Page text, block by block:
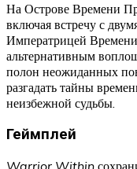
На Острове Времени
включая встречу с
Императрицей
альтернативным
полон неожиданных
разгадать тайны
неизбежной судьбы.
Геймплей
Warrior Within